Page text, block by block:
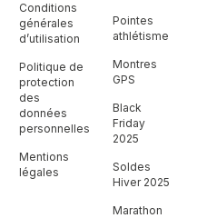
Conditions
générales
d’utilisation
Politique de
protection
des
données
personnelles
Mentions
légales
Pointes
athlétisme
Montres
GPS
Black
Friday
2025
Soldes
Hiver 2025
Marathon